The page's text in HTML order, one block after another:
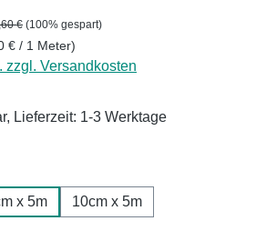
Preis:
€ (100% gespart)
€ / 1 Meter)
zzgl. Versandkosten
Lieferzeit: 1-3 Werktage
x 5m 10cm x 5m